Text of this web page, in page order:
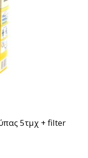
5τμχ + filter